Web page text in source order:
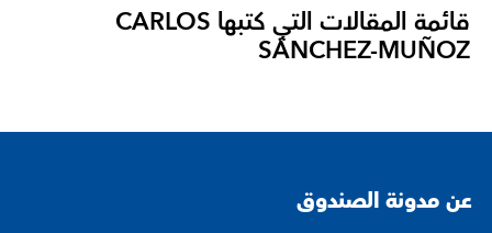
قائمة المقالات التي كتبها CARLOS
SÁNCHEZ-MUÑOZ
عن مدونة الصندوق